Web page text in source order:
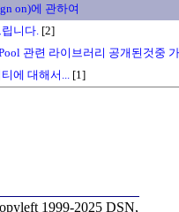
on)에 관하여
니다. [2]
관련 라이브러리 공개된것중
에 대해서... [1]
1999-2025 DSN,